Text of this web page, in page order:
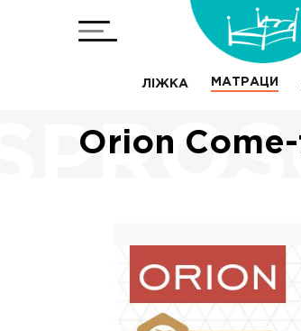
ЛІЖКА МАТРАЦИ
Orion